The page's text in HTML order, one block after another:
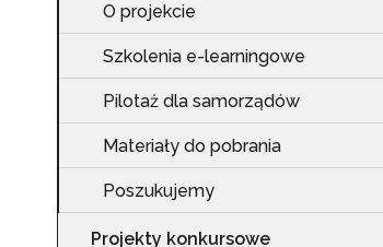
O projekcie
Szkolenia e-learningowe
Pilotaż dla samorządów
Materiały do pobrania
Poszukujemy
Projekty konkursowe